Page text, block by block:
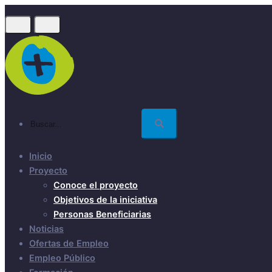
main
content
Inicio
Proyecto
Conoce el proyecto
Objetivos de la iniciativa
Personas Beneficiarias
Noticias
Ofertas de Empleo
Empleo Público